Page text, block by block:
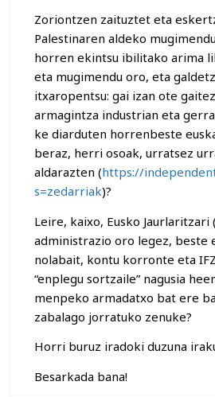
Zoriontzen zaituztet eta
Palestinaren aldeko
horren ekintsu ibilitako arima
eta mugimendu oro, eta
itxaropentsu: gai izan ote
armagintza industrian eta
ke diarduten horrenbeste
beraz, herri osoak, urratsez
aldarazten (https://
s=zedarriak)?
Leire, kaixo, Eusko Jaurlaritzari
administrazio oro legez, beste
nolabait, kontu korronte eta
“enplegu sortzaile” nagusia
menpeko armadatxo bat ere
zabalago jorratuko zenuke?
Horri buruz iradoki duzuna
Besarkada bana!